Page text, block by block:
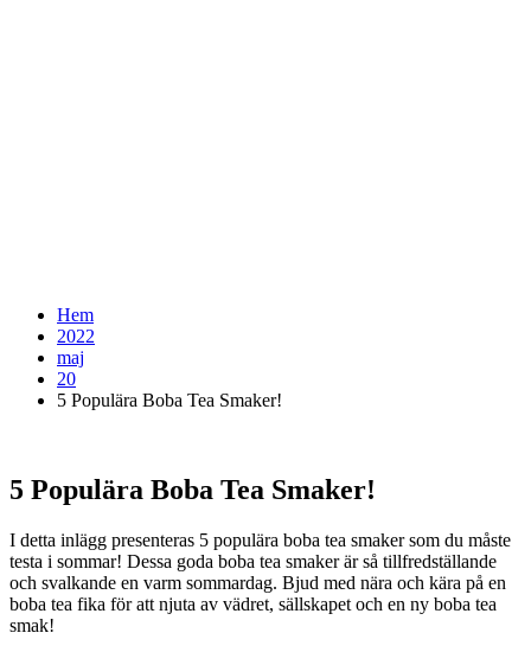
Hem
2022
maj
20
5 Populära Boba Tea Smaker!
5 Populära Boba Tea Smaker!
I detta inlägg presenteras 5 populära boba tea smaker som du måste
testa i sommar! Dessa goda boba tea smaker är så tillfredställande
och svalkande en varm sommardag. Bjud med nära och kära på en
boba tea fika för att njuta av vädret, sällskapet och en ny boba tea
smak!